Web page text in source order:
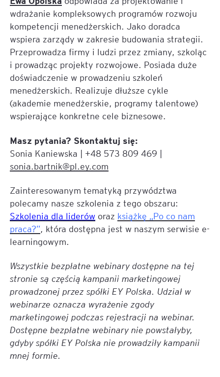
wdrażanie kompleksowych programów rozwoju
kompetencji menedżerskich. Jako doradca
wspiera zarządy w zakresie budowania strategii.
Przeprowadza firmy i ludzi przez zmiany, szkoląc
i prowadząc projekty rozwojowe. Posiada duże
doświadczenie w prowadzeniu szkoleń
menedżerskich. Realizuje dłuższe cykle
(akademie menedżerskie, programy talentowe)
wspierające konkretne cele biznesowe.
Masz pytania? Skontaktuj się:
Sonia Kaniewska | +48 573 809 469 |
sonia.bartnik@pl.ey.com
Zainteresowanym tematyką przywództwa
polecamy nasze szkolenia z tego obszaru:
Szkolenia dla liderów oraz książkę „Po co nam
praca?”, która dostępna jest w naszym serwisie e-
learningowym.
Wszystkie bezpłatne webinary dostępne na tej
stronie są częścią kampanii marketingowej
prowadzonej przez spółki EY Polska. Udział w
webinarze oznacza wyrażenie zgody
marketingowej podczas rejestracji na webinar.
Dostępne bezpłatne webinary nie powstałyby,
gdyby spółki EY Polska nie prowadziły kampanii
mnej formie.